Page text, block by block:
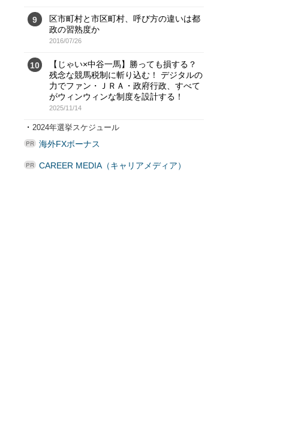
9
区市町村と市区町村、呼び方の違いは都
政の習熟度か
2016/07/26
10
【じゃい×中谷一馬】勝っても損する？
残念な競馬税制に斬り込む！ デジタルの
力でファン・ＪＲＡ・政府行政、すべて
がウィンウィンな制度を設計する！
2025/11/14
・ 2024年選挙スケジュール
海外FXボーナス
CAREER MEDIA（キャリアメディア）